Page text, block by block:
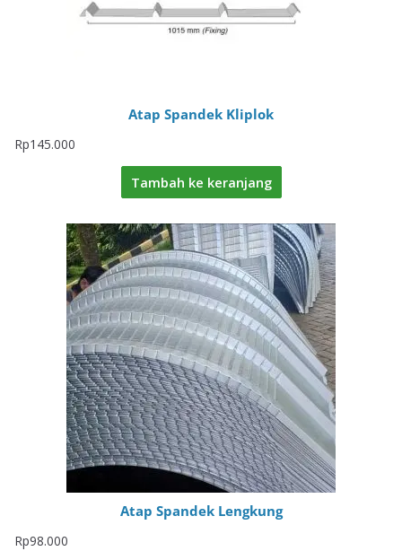
Atap Spandek Kliplok
Rp145.000
Tambah ke keranjang
Atap Spandek Lengkung
Rp98.000